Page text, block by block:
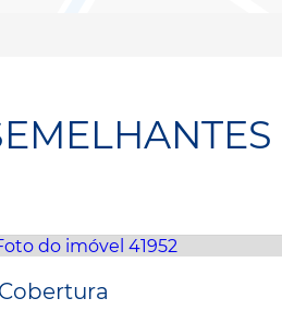
Cobertura